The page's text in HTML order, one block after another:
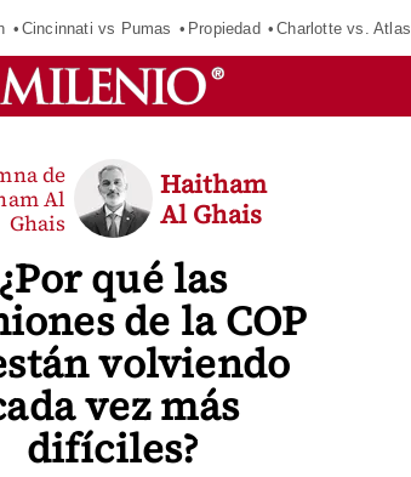
Cincinnati vs Pumas Propiedad Charlotte vs. Atlas
¿Por qué las
de la COP
volviendo
vez más
difíciles?
de
Al
Ghais
Haitham
Al Ghais